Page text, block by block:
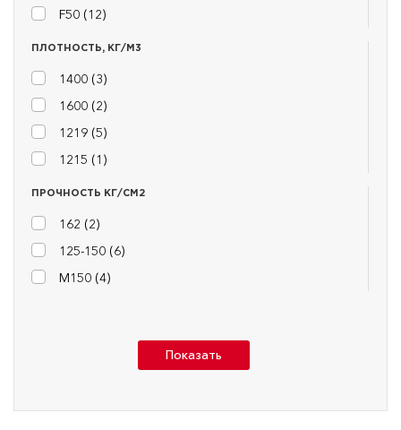
F50 (12)
ПЛОТНОСТЬ, КГ/М3
1400 (3)
1600 (2)
1219 (5)
1215 (1 )
ПРОЧНОСТЬ КГ/СМ2
162 (2)
125-150 (6)
М150 (4)
Показать